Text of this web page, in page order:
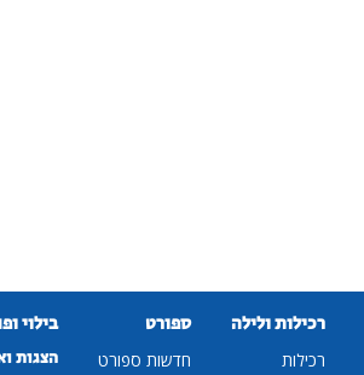
רכילות ולילה
רכילות
ספורט
חדשות ספורט
בילוי
הצגות